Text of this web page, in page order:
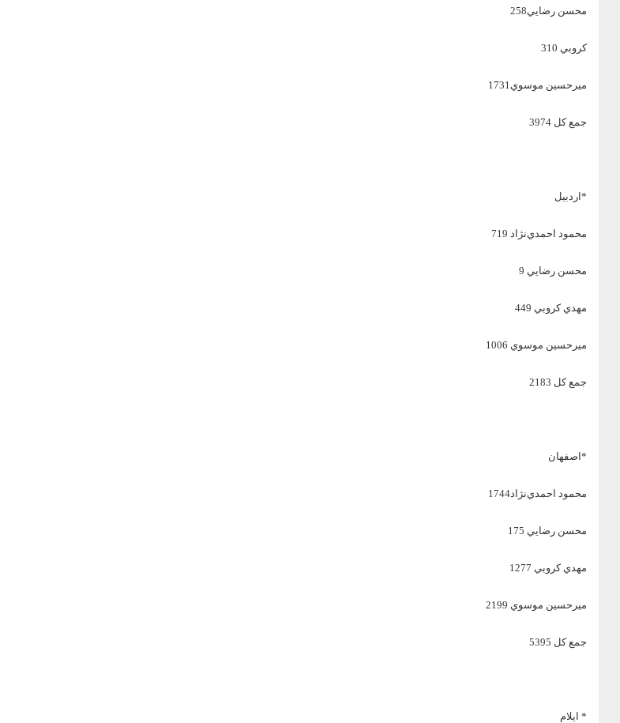
محسن رضايي258
كروبي 310
ميرحسين موسوي1731
جمع كل 3974
*اردبيل
محمود احمدي‌نژاد 719
محسن رضايي 9
مهدي كروبي 449
ميرحسين موسوي 1006
جمع كل 2183
*اصفهان
محمود احمدي‌نژاد1744
محسن رضايي 175
مهدي كروبي 1277
ميرحسين موسوي 2199
جمع كل 5395
* ايلام